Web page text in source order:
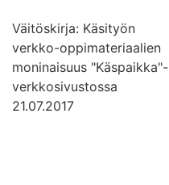
Väitöskirja: Käsityön
verkko-oppimateriaalien
moninaisuus "Käspaikka"-
verkkosivustossa
21.07.2017